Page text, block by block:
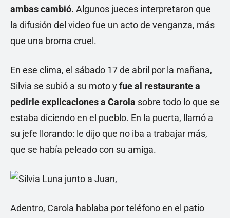
ambas cambió. Algunos jueces interpretaron que
la difusión del video fue un acto de venganza, más
que una broma cruel.
En ese clima, el sábado 17 de abril por la mañana,
Silvia se subió a su moto yfue al restaurante a
pedirle explicaciones a Carola sobre todo lo que se
estaba diciendo en el pueblo. En la puerta, llamó a
su jefe llorando: le dijo que no iba a trabajar más,
que se había peleado con su amiga.
Adentro, Carola hablaba por teléfono en el patio